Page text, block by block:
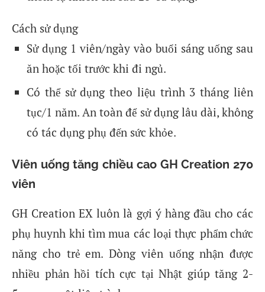
Cách sử dụng
Sử dụng 1 viên/ngày vào buổi sáng uống sau
ăn hoặc tối trước khi đi ngủ.
Có thể sử dụng theo liệu trình 3 tháng liên
tục/1 năm. An toàn để sử dụng lâu dài, không
có tác dụng phụ đến sức khỏe.
Viên uống tăng chiều cao GH Creation 270
viên
GH Creation EX luôn là gợi ý hàng đầu cho các
phụ huynh khi tìm mua các loại thực phẩm chức
năng cho trẻ em. Dòng viên uống nhận được
nhiều phản hồi tích cực tại Nhật giúp tăng 2-